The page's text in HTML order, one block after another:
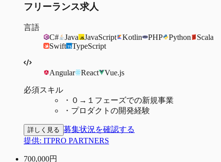
フリーランス求人
言語
C#
Java JavaScript Kotlin PHP Python
Scala
Swift
TypeScript
Angular React Vue.js
必須スキル
・ ０→１フェーズでの新規事業
・ プロダクトの開発経験
詳しく見る 募集状況を確認する
提供: ITPRO PARTNERS
700,000円